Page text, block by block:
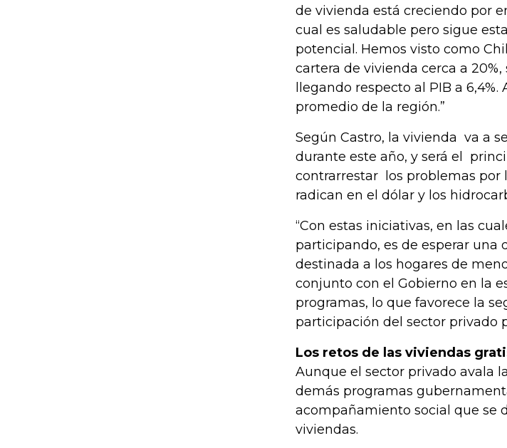
de vivienda está creciendo por
cual es saludable pero sigue
potencial. Hemos visto como
cartera de vivienda cerca a
llegando respecto al PIB a
promedio de la región.”
Según Castro, la vivienda va a
durante este año, y será el
contrarrestar los problemas por
radican en el dólar y los
“Con estas iniciativas, en las
participando, es de esperar una
destinada a los hogares de
conjunto con el Gobierno en la
programas, lo que favorece la
participación del sector privado
Los retos de las viviendas
Aunque el sector privado avala
demás programas
acompañamiento social que se
viviendas.